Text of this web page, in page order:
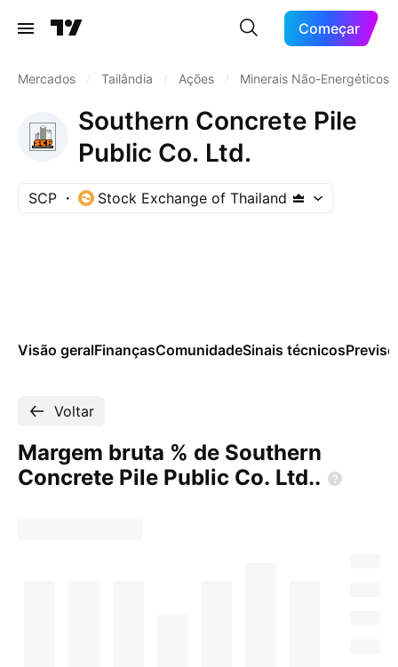
Começar
Mercados Tailândia Ações Minerais Não-Energéticos
Southern Concrete Pile
Public Co. Ltd.
SCP Stock Exchange of Thailand
Visão geralFinançasComunidadeSinais técnicos
Voltar
Margem bruta % de Southern
Concrete Pile Public Co. Ltd..